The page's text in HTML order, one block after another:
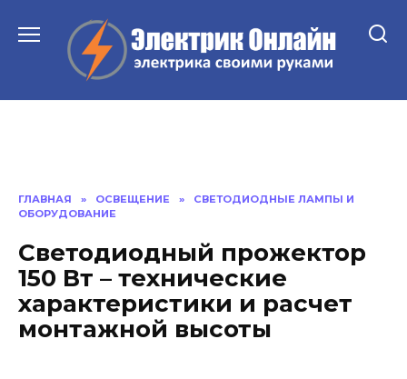
содержанию
ГЛАВНАЯ » ОСВЕЩЕНИЕ »
СВЕТОДИОДНЫЕ ЛАМПЫ И
ОБОРУДОВАНИЕ
Светодиодный прожектор
150 Вт – технические
характеристики и расчет
монтажной высоты